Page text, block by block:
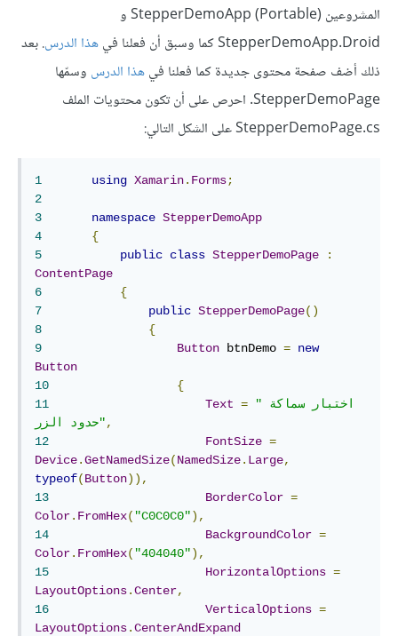
المشروعين StepperDemoApp (Portable) و
StepperDemoApp.Droid كما وسبق أن فعلنا في
هذا الدرس. بعد
ذلك أضف صفحة محتوى جديدة كما فعلنا فيهذا الدرس وسمّها
StepperDemoPage. احرص على أن تكون محتويات الملف
StepperDemoPage.cs على الشكل التالي:
1 using Xamarin. Forms;
2
3
namespace StepperDemoApp
4
{
5
public class StepperDemoPage
:
ContentPage
6
{
7
public StepperDemoPage()
8
{
9
Button btnDemo = new
Button
10
{
11
Text =
"اختبار سماكة
حدود الزر",
12
FontSize =
Device.GetNamedSize(NamedSize. Large,
typeof(Button)),
13
BorderColor =
Color. FromHex( "C0C0C0"),
14
BackgroundColor =
Color. FromHex( "404040"),
15
HorizontalOptions =
LayoutOptions.Center,
16
VerticalOptions =
LayoutOptions.CenterAndExpand